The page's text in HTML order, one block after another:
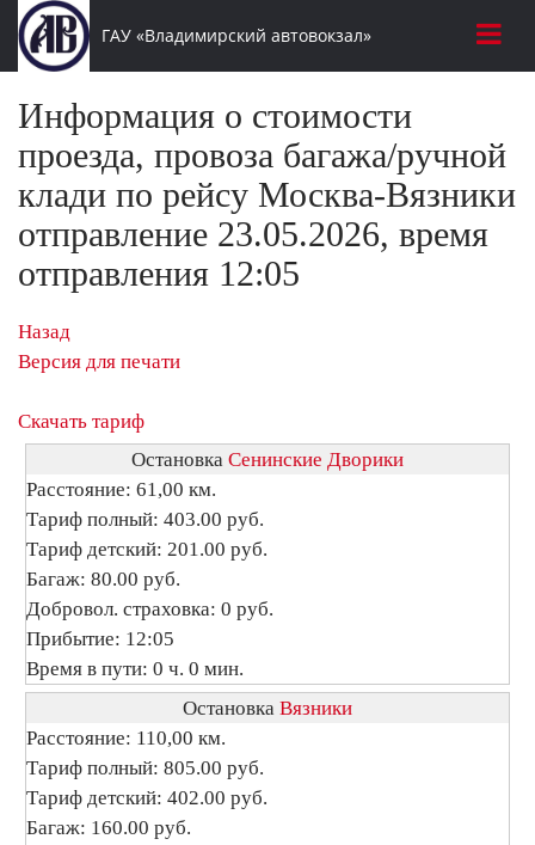
ГАУ «Владимирский автовокзал»
Информация о стоимости
проезда, провоза багажа/ручной
клади по рейсу Москва-Вязники
отправление 23.05.2026, время
отправления 12:05
Назад
Версия для печати
Скачать тариф
Остановка Сенинские Дворики
Расстояние: 61,00 км.
Тариф полный: 403.00 руб.
Тариф детский: 201.00 руб.
Багаж: 80.00 руб.
Добровол. страховка: 0 руб.
Прибытие: 12:05
Время в пути: 0 ч. 0 мин.
Остановка Вязники
Расстояние: 110,00 км.
Тариф полный: 805.00 руб.
Тариф детский: 402.00 руб.
Багаж: 160.00 руб.